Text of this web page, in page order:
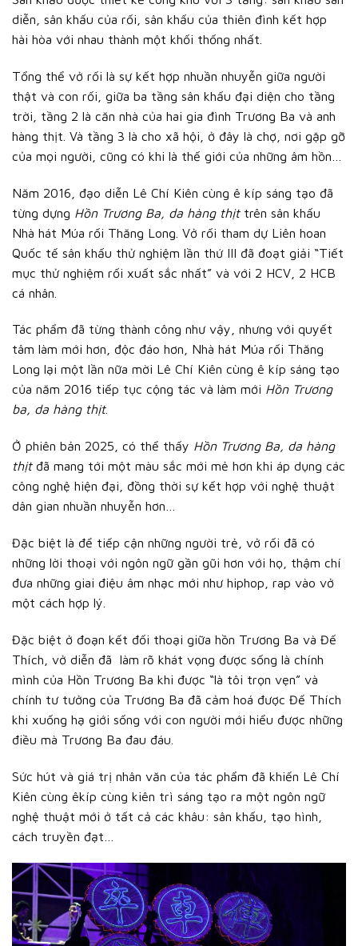
diễn, sân khấu của rối, sân khấu của thiên đình kết hợp
hài hòa với nhau thành một khối thống nhất.
Tổng thể vở rối là sự kết hợp nhuần nhuyễn giữa người
thật và con rối, giữa ba tầng sân khấu đại diện cho tầng
trời, tầng 2 là căn nhà của hai gia đình Trương Ba và anh
hàng thịt. Và tầng 3 là cho xã hội, ở đây là chợ, nơi gặp gỡ
của mọi người, cũng có khi là thế giới của những âm hồn…
Năm 2016, đạo diễn Lê Chí Kiên cùng ê kíp sáng tạo đã
từng dựng Hồn Trương Ba, da hàng thịt trên sân khấu
Nhà hát Múa rối Thăng Long. Vở rối tham dự Liên hoan
Quốc tế sân khấu thử nghiệm lần thứ III đã đoạt giải “Tiết
mục thử nghiệm rối xuất sắc nhất” và với 2 HCV, 2 HCB
cá nhân.
Tác phẩm đã từng thành công như vậy, nhưng với quyết
tâm làm mới hơn, độc đáo hơn, Nhà hát Múa rối Thăng
Long lại một lần nữa mời Lê Chí Kiên cùng ê kíp sáng tạo
của năm 2016 tiếp tục cộng tác và làm mới Hồn Trương
ba, da hàng thịt.
Ở phiên bản 2025, có thể thấy Hồn Trương Ba, da hàng
thịtđã mang tới một màu sắc mới mẻ hơn khi áp dụng các
công nghệ hiện đại, đồng thời sự kết hợp với nghệ thuật
dân gian nhuần nhuyễn hơn…
Đặc biệt là để tiếp cận những người trẻ, vở rối đã có
những lời thoại với ngôn ngữ gần gũi hơn với họ, thậm chí
đưa những giai điệu âm nhạc mới như hiphop, rap vào vở
một cách hợp lý.
Đặc biệt ở đoạn kết đối thoại giữa hồn Trương Ba và Đế
Thích, vở diễn đã làm rõ khát vọng được sống là chính
mình của Hồn Trương Ba khi được “là tôi trọn vẹn” và
chính tư tưởng của Trương Ba đã cảm hoá được Đế Thích
khi xuống hạ giới sống với con người mới hiểu được những
điều mà Trương Ba đau đáu.
Sức hút và giá trị nhân văn của tác phẩm đã khiến Lê Chí
Kiên cùng êkíp cùng kiên trì sáng tạo ra một ngôn ngữ
nghệ thuật mới ở tất cả các khâu: sân khấu, tạo hình,
cách truyền đạt…